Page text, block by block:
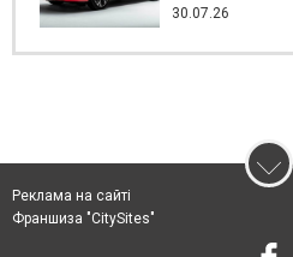
30.07.26
Реклама на сайті
Франшиза "CitySites"